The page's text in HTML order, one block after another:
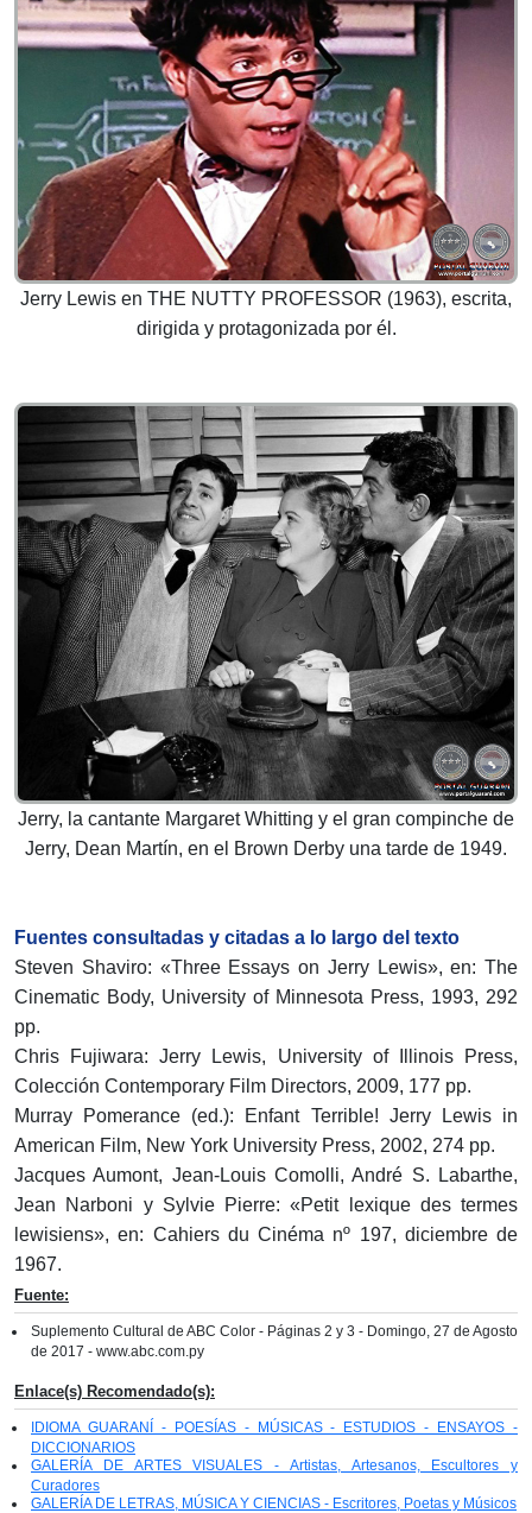
Jerry Lewis en THE NUTTY PROFESSOR (1963), escrita,
dirigida y protagonizada por él.
Jerry, la cantante Margaret Whitting y el gran compinche de
Jerry, Dean Martín, en el Brown Derby una tarde de 1949.
Fuentes consultadas y citadas a lo largo del texto
Steven Shaviro: «Three Essays on Jerry Lewis», en: The
Cinematic Body, University of Minnesota Press, 1993, 292
pp.
Chris Fujiwara: Jerry Lewis, University of Illinois Press,
Colección Contemporary Film Directors, 2009, 177 pp.
Murray Pomerance (ed.): Enfant Terrible! Jerry Lewis in
American Film, New York University Press, 2002, 274 pp.
Jacques Aumont, Jean-Louis Comolli, André S. Labarthe,
Jean Narboni y Sylvie Pierre: «Petit lexique des termes
lewisiens», en: Cahiers du Cinéma nº 197, diciembre de
1967.
Fuente:
Suplemento Cultural de ABC Color - Páginas 2 y 3 - Domingo, 27 de Agosto
de 2017 - www.abc.com.py
Enlace(s) Recomendado(s):
IDIOMA GUARANÍ - POESÍAS - MÚSICAS - ESTUDIOS - ENSAYOS -
DICCIONARIOS
GALERÍA DE ARTES VISUALES - Artistas, Artesanos, Escultores y
Curadores
GALERÍA DE LETRAS, MÚSICA Y CIENCIAS - Escritores, Poetas y Músicos